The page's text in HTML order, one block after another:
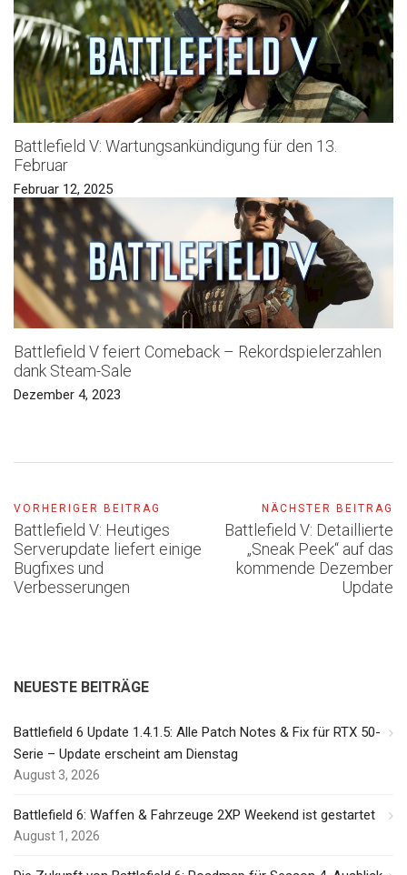
Battlefield V: Wartungsankündigung für den 13.
Februar
Februar 12, 2025
Battlefield V feiert Comeback – Rekordspielerzahlen
dank Steam-Sale
Dezember 4, 2023
VORHERIGER BEITRAG
Battlefield V: Heutiges
Serverupdate liefert einige
Bugfixes und
Verbesserungen
NÄCHSTER BEITRAG
Battlefield V: Detaillierte
„Sneak Peek“ auf das
kommende Dezember
Update
NEUESTE BEITRÄGE
Battlefield 6 Update 1.4.1.5: Alle Patch Notes & Fix für RTX 50-
Serie – Update erscheint am Dienstag
August 3, 2026
Battlefield 6: Waffen & Fahrzeuge 2XP Weekend ist gestartet
August 1, 2026